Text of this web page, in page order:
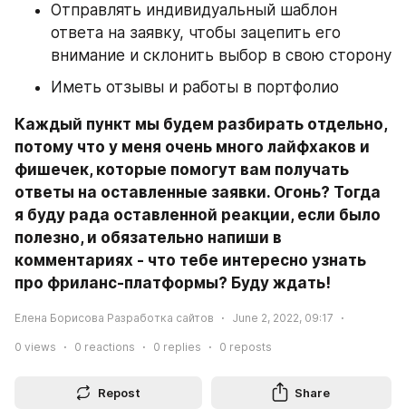
Отправлять индивидуальный шаблон
ответа на заявку, чтобы зацепить его
внимание и склонить выбор в свою сторону
Иметь отзывы и работы в портфолио
Каждый пункт мы будем разбирать отдельно,
потому что у меня очень много лайфхаков и
фишечек, которые помогут вам получать
ответы на оставленные заявки. Огонь? Тогда
я буду рада оставленной реакции, если было
полезно, и обязательно напиши в
комментариях - что тебе интересно узнать
про фриланс-платформы? Буду ждать!
Елена Борисова Разработка сайтов June 2, 2022, 09:17
0 views 0 reactions 0 replies 0 reposts
Repost Share